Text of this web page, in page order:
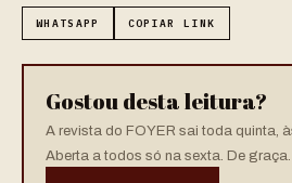
WHATSAPP COPIAR LINK
Gostou desta leitura?
A revista do FOYER sai toda quinta,
Aberta a todos só na sexta. De graça.